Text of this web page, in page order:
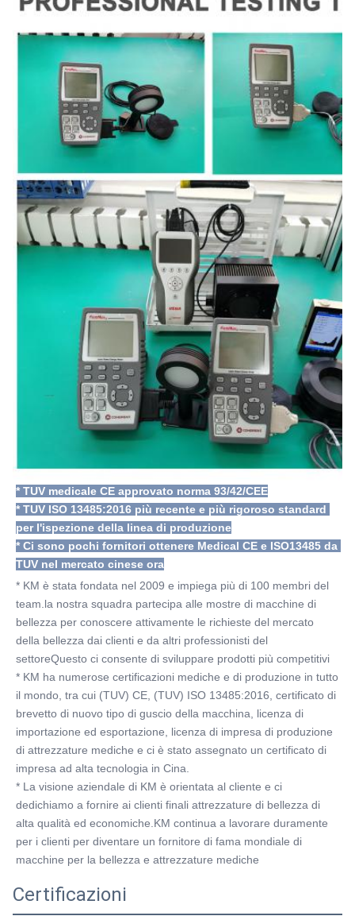
* TUV medicale CE approvato norma 93/42/CEE
* TUV ISO 13485:2016 più recente e più rigoroso standard
per l'ispezione della linea di produzione
* Ci sono pochi fornitori ottenere Medical CE e ISO13485 da
TUV nel mercato cinese ora
* KM è stata fondata nel 2009 e impiega più di 100 membri del
team.la nostra squadra partecipa alle mostre di macchine di
bellezza per conoscere attivamente le richieste del mercato
della bellezza dai clienti e da altri professionisti del
settoreQuesto ci consente di sviluppare prodotti più competitivi
* KM ha numerose certificazioni mediche e di produzione in tutto
il mondo, tra cui (TUV) CE, (TUV) ISO 13485:2016, certificato di
brevetto di nuovo tipo di guscio della macchina, licenza di
importazione ed esportazione, licenza di impresa di produzione
di attrezzature mediche e ci è stato assegnato un certificato di
impresa ad alta tecnologia in Cina.
* La visione aziendale di KM è orientata al cliente e ci
dedichiamo a fornire ai clienti finali attrezzature di bellezza di
alta qualità ed economiche.KM continua a lavorare duramente
per i clienti per diventare un fornitore di fama mondiale di
macchine per la bellezza e attrezzature mediche
Certificazioni